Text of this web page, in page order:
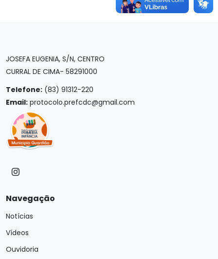
JOSEFA EUGENIA, S/N, CENTRO
CURRAL DE CIMA- 58291000
Telefone: (83) 91312-220
Email: protocolo.prefcdc@gmail.com
Navegação
Notícias
Vídeos
Ouvidoria